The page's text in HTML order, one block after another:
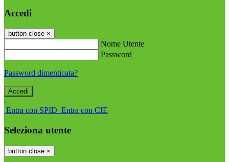
Accedi
button close ×
Nome Utente
Password
Password dimenticata?
-
Entra con SPID Entra con CIE
Seleziona utente
button close ×